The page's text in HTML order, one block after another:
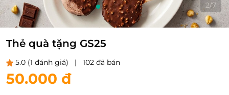
2/7
Thẻ quà tặng GS25
5.0 (1 đánh giá) | 102 đã bán
50.000 đ